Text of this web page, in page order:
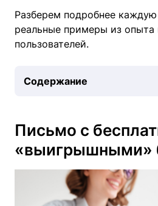
Разберем подробнее
реальные примеры из опыта
пользователей.
Содержание
Письмо с
«выигрышными»